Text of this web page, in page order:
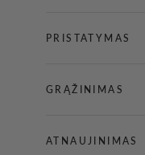
PRISTATYMAS
GRĄŽINIMAS
ATNAUJINIMAS